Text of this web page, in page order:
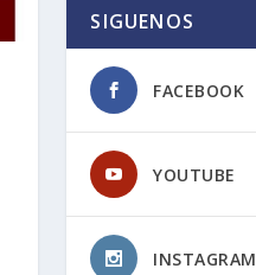
SIGUENOS
FACEBOOK
YOUTUBE
INSTAGRAM